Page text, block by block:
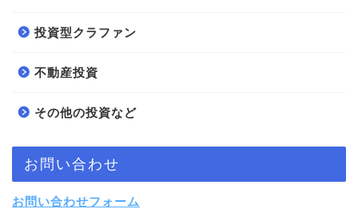
投資型クラファン
不動産投資
その他の投資など
お問い合わせ
お問い合わせフォーム